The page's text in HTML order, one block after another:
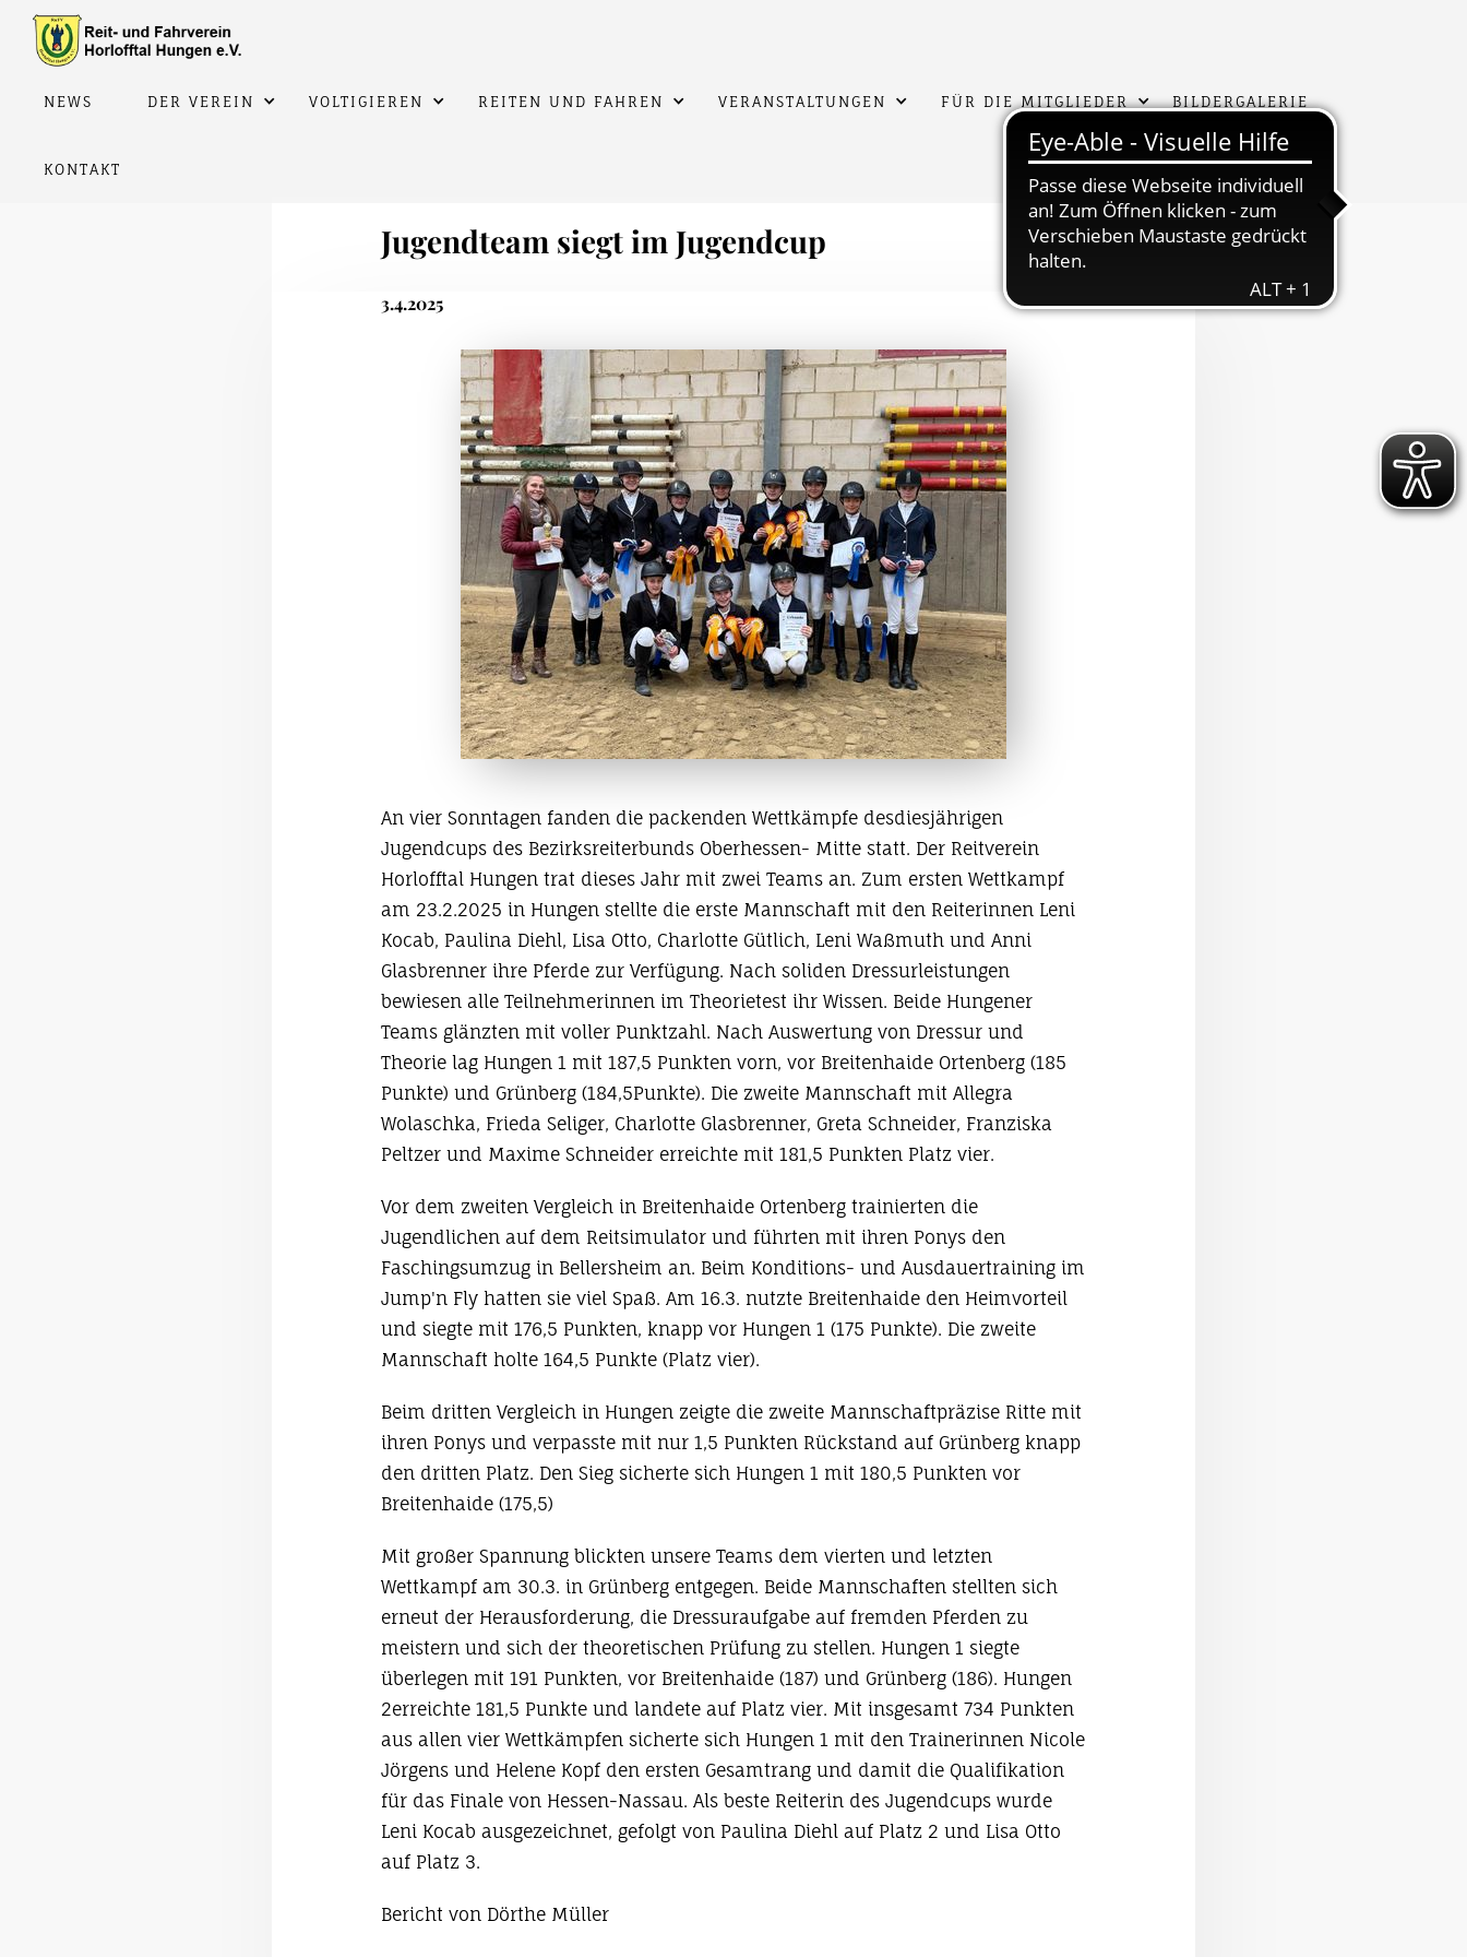
NEWS DER VEREIN VOLTIGIEREN REITEN UND FAHREN VERANSTALTUNGEN FÜR DIE MITGLIEDER BILDERGALERIE
KONTAKT
Jugendteam siegt im Jugendcup
3.4.2025
An vier Sonntagen fanden die packenden Wettkämpfe desdiesjährigen
Jugendcups des Bezirksreiterbunds Oberhessen- Mitte statt. Der Reitverein
Horlofftal Hungen trat dieses Jahr mit zwei Teams an. Zum ersten Wettkampf
am 23.2.2025 in Hungen stellte die erste Mannschaft mit den Reiterinnen Leni
Kocab, Paulina Diehl, Lisa Otto, Charlotte Gütlich, Leni Waßmuth und Anni
Glasbrenner ihre Pferde zur Verfügung. Nach soliden Dressurleistungen
bewiesen alle Teilnehmerinnen im Theorietest ihr Wissen. Beide Hungener
Teams glänzten mit voller Punktzahl. Nach Auswertung von Dressur und
Theorie lag Hungen 1 mit 187,5 Punkten vorn, vor Breitenhaide Ortenberg (185
Punkte) und Grünberg (184,5Punkte). Die zweite Mannschaft mit Allegra
Wolaschka, Frieda Seliger, Charlotte Glasbrenner, Greta Schneider, Franziska
Peltzer und Maxime Schneider erreichte mit 181,5 Punkten Platz vier.
Vor dem zweiten Vergleich in Breitenhaide Ortenberg trainierten die
Jugendlichen auf dem Reitsimulator und führten mit ihren Ponys den
Faschingsumzug in Bellersheim an. Beim Konditions- und Ausdauertraining im
Jump'n Fly hatten sie viel Spaß. Am 16.3. nutzte Breitenhaide den Heimvorteil
und siegte mit 176,5 Punkten, knapp vor Hungen 1 (175 Punkte). Die zweite
Mannschaft holte 164,5 Punkte (Platz vier).
Beim dritten Vergleich in Hungen zeigte die zweite Mannschaftpräzise Ritte mit
ihren Ponys und verpasste mit nur 1,5 Punkten Rückstand auf Grünberg knapp
den dritten Platz. Den Sieg sicherte sich Hungen 1 mit 180,5 Punkten vor
Breitenhaide (175,5)
Mit großer Spannung blickten unsere Teams dem vierten und letzten
Wettkampf am 30.3. in Grünberg entgegen. Beide Mannschaften stellten sich
erneut der Herausforderung, die Dressuraufgabe auf fremden Pferden zu
meistern und sich der theoretischen Prüfung zu stellen. Hungen 1 siegte
überlegen mit 191 Punkten, vor Breitenhaide (187) und Grünberg (186). Hungen
2erreichte 181,5 Punkte und landete auf Platz vier. Mit insgesamt 734 Punkten
aus allen vier Wettkämpfen sicherte sich Hungen 1 mit den Trainerinnen Nicole
Jörgens und Helene Kopf den ersten Gesamtrang und damit die Qualifikation
für das Finale von Hessen-Nassau. Als beste Reiterin des Jugendcups wurde
Leni Kocab ausgezeichnet, gefolgt von Paulina Diehl auf Platz 2 und Lisa Otto
auf Platz 3.
Bericht von Dörthe Müller